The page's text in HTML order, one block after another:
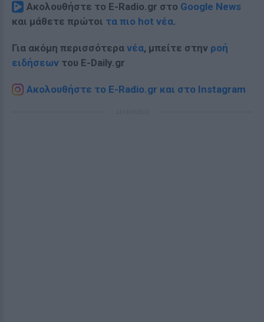
Ακολουθήστε το E-Radio.gr στο Google News
και μάθετε πρώτοι τα πιο hot νέα.
Για ακόμη περισσότερα νέα, μπείτε στην ροή
ειδήσεων του E-Daily.gr
Ακολουθήστε το E-Radio.gr και στο Instagram